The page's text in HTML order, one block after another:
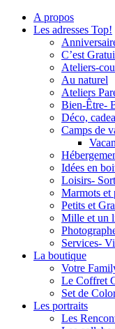
A propos
Les adresses Top!
C’est
Ateliers-
Au naturel
Ateliers
Bien-Être-
Déco,
Camps de
Idées en
Loisirs-
Marmots et
Petits et
Mille et un
Services-
La boutique
Votre
Le Coffret
Set de
Les portraits
Les